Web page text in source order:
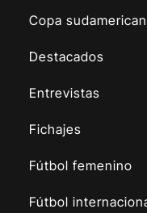
Copa
Destacados
Entrevistas
Fichajes
Fútbol femenino
Fútbol